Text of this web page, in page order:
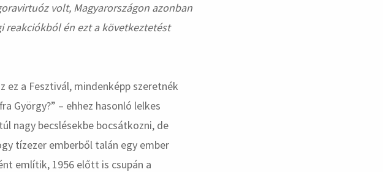
volt, Magyarországon azonban
reakciókból én ezt a következtetést
ez a Fesztivál, mindenképp szeretnék
György?” – ehhez hasonló lelkes
nagy becslésekbe bocsátkozni, de
tízezer emberből talán egy ember
említik, 1956 előtt is csupán a